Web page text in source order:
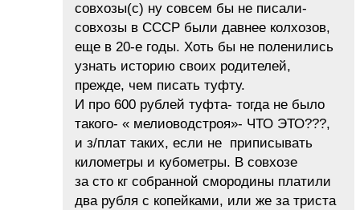
совхозы(с) ну совсем бы не писали-
совхозы в СССР были давнее колхозов,
еще в 20-е годы. Хоть бы не поленились
узнать историю своих родителей,
прежде, чем писать туфту.
И про 600 рублей туфта- тогда не было
такого- « мелиоводстроя»- ЧТО ЭТО???,
и з/плат таких, если не приписывать
километры и кубометры. В совхозе
за сто кг собранной смородины платили
два рубля с копейками, или же за триста